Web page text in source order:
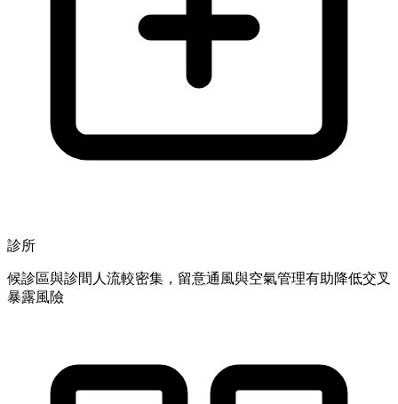
診所
候診區與診間人流較密集，留意通風與空氣管理有助降低交叉
暴露風險